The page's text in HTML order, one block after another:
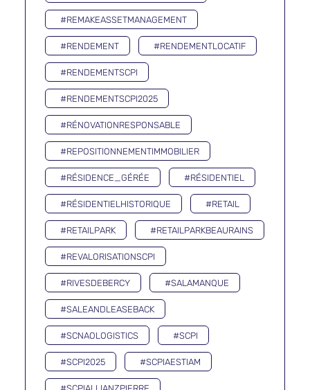
#REMAKEASSETMANAGEMENT
#RENDEMENT #RENDEMENTLOCATIF
#RENDEMENTSCPI
#RENDEMENTSCPI2025
#RÉNOVATIONRESPONSABLE
#REPOSITIONNEMENTIMMOBILIER
#RÉSIDENCE_GÉRÉE #RÉSIDENTIEL
#RÉSIDENTIELHISTORIQUE #RETAIL
#RETAILPARK #RETAILPARKBEAURAINS
#REVALORISATIONSCPI
#RIVESDEBERCY #SALAMANQUE
#SALEANDLEASEBACK
#SCNAOLOGISTICS #SCPI
#SCPI2025 #SCPIAESTIAM